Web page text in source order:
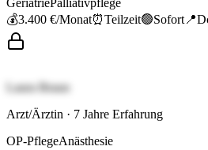
GeriatriePalliativpflege
💰3.400 €/Monat⏰Teilzeit🟢Sofort 📍
Laura Braun
Arzt/Ärztin · 7 Jahre Erfahrung
OP-PflegeAnästhesie